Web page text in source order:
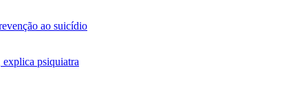
ao suicídio
explica psiquiatra